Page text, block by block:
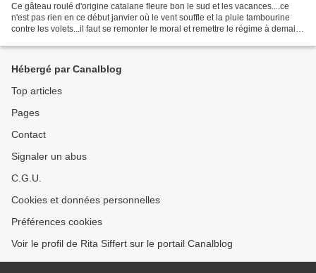
Ce gâteau roulé d'origine catalane fleure bon le sud et les vacances....ce
n'est pas rien en ce début janvier où le vent souffle et la pluie tambourine
contre les volets...il faut se remonter le moral et remettre le régime à demain.
Hébergé par Canalblog
Top articles
Pages
Contact
Signaler un abus
C.G.U.
Cookies et données personnelles
Préférences cookies
Voir le profil de Rita Siffert sur le portail Canalblog